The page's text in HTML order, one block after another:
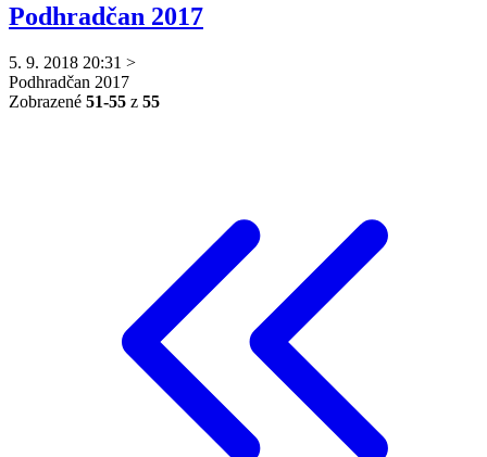
Podhradčan 2017
5. 9. 2018 20:31 >
Podhradčan 2017
Zobrazené 51-55 z 55